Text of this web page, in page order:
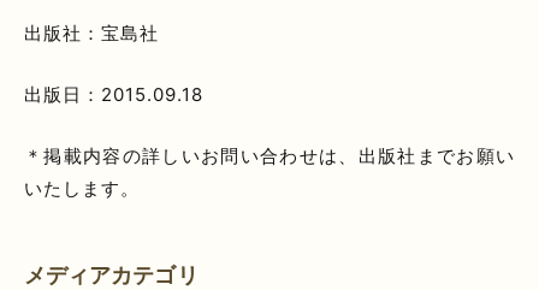
出版社：宝島社
出版日：2015.09.18
＊掲載内容の詳しいお問い合わせは、出版社までお願い
いたします。
メディアカテゴリ